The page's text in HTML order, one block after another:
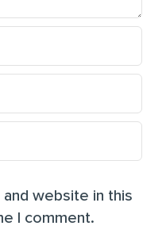
website in this
I comment.